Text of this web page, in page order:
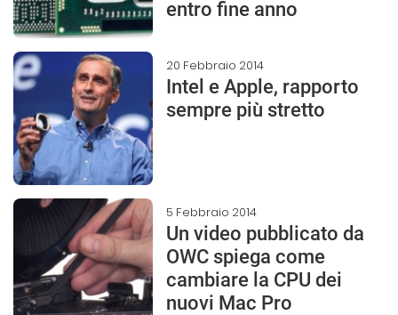
entro fine anno
20 Febbraio 2014
Intel e Apple, rapporto
sempre più stretto
5 Febbraio 2014
Un video pubblicato da
OWC spiega come
cambiare la CPU dei
nuovi Mac Pro